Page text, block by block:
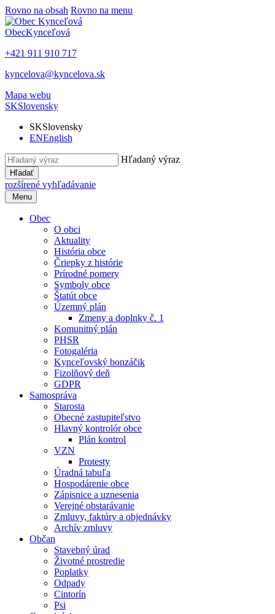
Rovno na obsah Rovno na menu
ObecKynceľová
+421 911 910 717
kyncelova@kyncelova.sk
Mapa webu
SKSlovensky
SKSlovensky
ENEnglish
Hľadaný výraz
Hľadať
rozšírené vyhľadávanie
Menu
Obec
O obci
Aktuality
História obce
Čriepky z histórie
Prírodné pomery
Symboly obce
Štatút obce
Územný plán
Zmeny a doplnky č. 1
Komunitný plán
PHSR
Fotogaléria
Kynceľovský bonzáčik
Fizolňový deň
GDPR
Samospráva
Starosta
Obecné zastupiteľstvo
Hlavný kontrolór obce
Plán kontrol
VZN
Protesty
Úradná tabuľa
Hospodárenie obce
Zápisnice a uznesenia
Verejné obstarávanie
Zmluvy, faktúry a objednávky
Archív zmluvy
Občan
Stavebný úrad
Životné prostredie
Poplatky
Odpady
Cintorín
Psi